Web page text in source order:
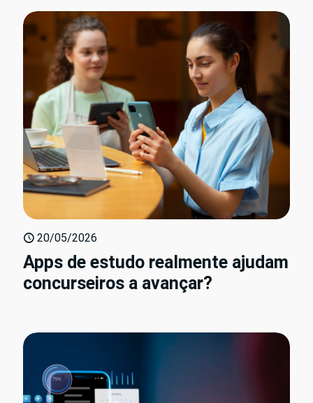
20/05/2026
Apps de estudo realmente ajudam
concurseiros a avançar?